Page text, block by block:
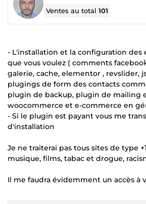
Ventes au total101
- L'installation et la configuration des
que vous voulez ( comments
galerie, cache, elementor , revslider,
plugings de form des contacts
plugin de backup, plugin de mailing
woocommerce et e-commerce en
- Si le plugin est payant vous me
d'installation
Je ne traiterai pas tous sites de type
musique, films, tabac et drogue,
Il me faudra évidemment un accès à